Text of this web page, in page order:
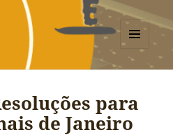
MENU
para
de Janeiro